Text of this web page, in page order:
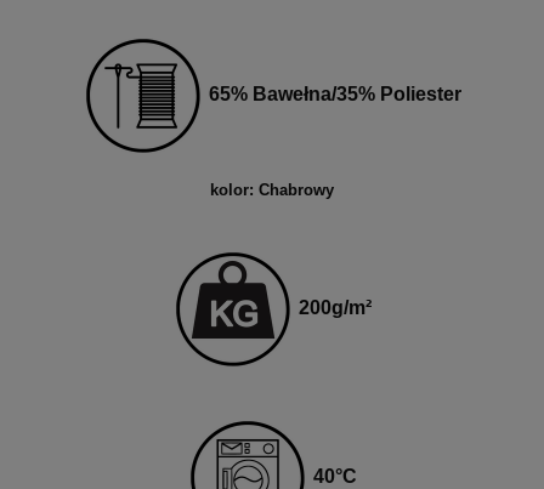
65% Bawełna/35% Poliester
kolor: Chabrowy
200g/m²
40°C